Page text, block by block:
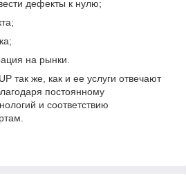
дефекты к нулю;
на рынки.
так же, как и ее услуги отвечают
постоянному
и соответствию